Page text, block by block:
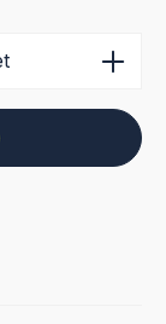
Wert ein